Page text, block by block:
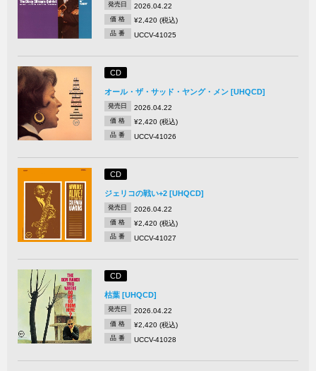
発売日 2026.04.22
価 格 ¥2,420 (税込)
品 番 UCCV-41025
CD
オール・ザ・サッド・ヤング・メン [UHQCD]
発売日 2026.04.22
価 格 ¥2,420 (税込)
品 番 UCCV-41026
CD
ジェリコの戦い+2 [UHQCD]
発売日 2026.04.22
価 格 ¥2,420 (税込)
品 番 UCCV-41027
CD
枯葉 [UHQCD]
発売日 2026.04.22
価 格 ¥2,420 (税込)
品 番 UCCV-41028